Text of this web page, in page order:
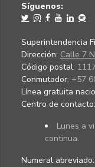
Síguenos:
Superintendencia
Dirección: Calle 7
Código postal:
Conmutador: +57
Línea gratuita
Centro de contacto:
Lunes a
continua.
Numeral abreviado: